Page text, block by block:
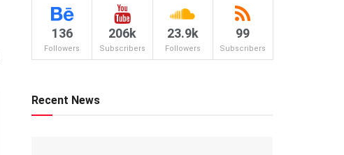
136
Followers
206k
Subscribers
23.9k
Followers
99
Subscribers
Recent News